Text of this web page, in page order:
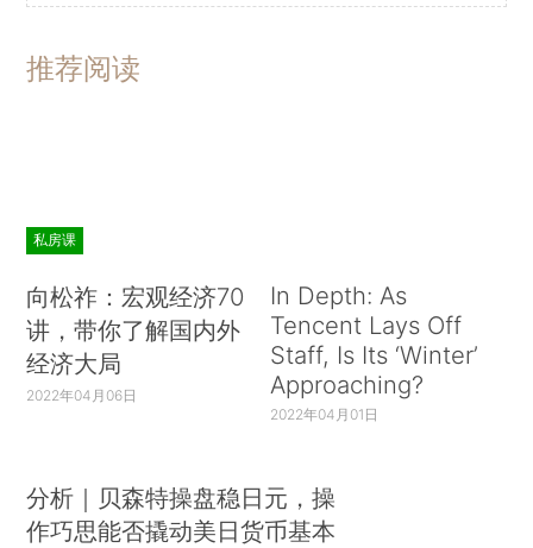
推荐阅读
私房课
向松祚：宏观经济70
讲，带你了解国内外
经济大局
2022年04月06日
In Depth: As
Tencent Lays Off
Staff, Is Its ‘Winter’
Approaching?
2022年04月01日
分析｜贝森特操盘稳日元，操
作巧思能否撬动美日货币基本